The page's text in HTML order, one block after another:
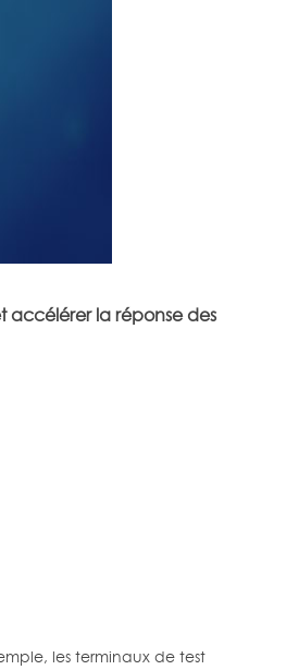
accélérer la réponse des
les terminaux de test